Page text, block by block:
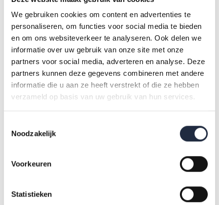
We gebruiken cookies om content en advertenties te
personaliseren, om functies voor social media te bieden
en om ons websiteverkeer te analyseren. Ook delen we
informatie over uw gebruik van onze site met onze
partners voor social media, adverteren en analyse. Deze
partners kunnen deze gegevens combineren met andere
informatie die u aan ze heeft verstrekt of die ze hebben
verzameld op basis van uw gebruik van hun services.
Noodzakelijk
Voorkeuren
Statistieken
iedere branche vertaald naar overzichtelijke infographics. Zo
wordt in één oogopslag duidelijk hoe de personeelstekorten
en de arbeidsmobiliteit zich ontwikkelen. De infographics
bieden inzicht in waar en wanneer knelpunten ontstaan en
ondersteunen bij het maken van strategische keuzes voor
de komende jaren.
Benieuwd hoe de arbeidsmarkt voor jouw branche eruitziet?
Arbeidsmarktprognose GGZ